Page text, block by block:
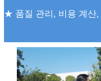
★ 품질 관리, 비용 계산,